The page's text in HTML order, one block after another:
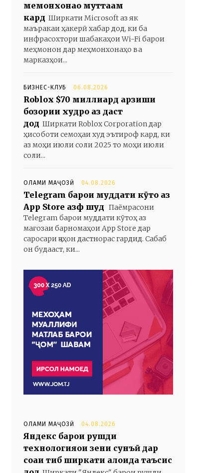
меҳмонхонаҳо муттаҳам
кард Ширкати Microsoft аз як
маъракаи ҳакерӣ хабар дод, ки ба
инфрасохтори шабакаҳои Wi-Fi барои
меҳмонон дар меҳмонхонаҳо ва
марказҳои...
БИЗНЕС-КЛУБ 06.08.2026
Roblox $70 миллиард арзиши
бозории худро аз даст
дод Ширкати Roblox Corporation дар
ҳисоботи семоҳаи худ эътироф кард, ки
аз моҳи июли соли 2025 то моҳи июли
соли...
ОЛАМИ МАҶОЗӢ 04.08.2026
Telegram барои муддати кӯтоҳ аз
App Store ҳазф шуд Паёмрасони
Telegram барои муддати кӯтоҳ аз
мағозаи барномаҳои App Store дар
саросари ҷаҳон дастнорас гардид. Сабаб
он будааст, ки...
ОЛАМИ МАҶОЗӢ 04.08.2026
Яндекс барои рушди
технологияҳои зеҳни сунъӣ дар
соҳаи тиб ширкати алоҳида таъсис